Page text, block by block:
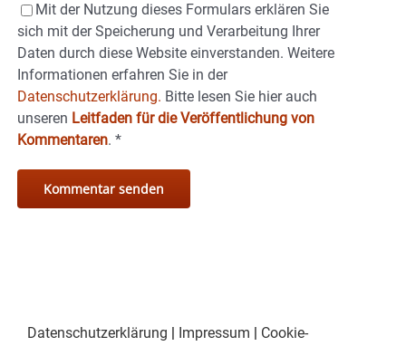
Mit der Nutzung dieses Formulars erklären Sie
sich mit der Speicherung und Verarbeitung Ihrer
Daten durch diese Website einverstanden. Weitere
Informationen erfahren Sie in der
Datenschutzerklärung. Bitte lesen Sie hier auch
unseren Leitfaden für die Veröffentlichung von
Kommentaren. *
Datenschutzerklärung | Impressum | Cookie-